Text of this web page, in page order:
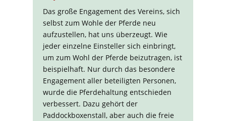
Das große Engagement des Vereins, sich
selbst zum Wohle der Pferde neu
aufzustellen, hat uns überzeugt. Wie
jeder einzelne Einsteller sich einbringt,
um zum Wohl der Pferde beizutragen, ist
beispielhaft. Nur durch das besondere
Engagement aller beteiligten Personen,
wurde die Pferdehaltung entschieden
verbessert. Dazu gehört der
Paddockboxenstall, aber auch die freie